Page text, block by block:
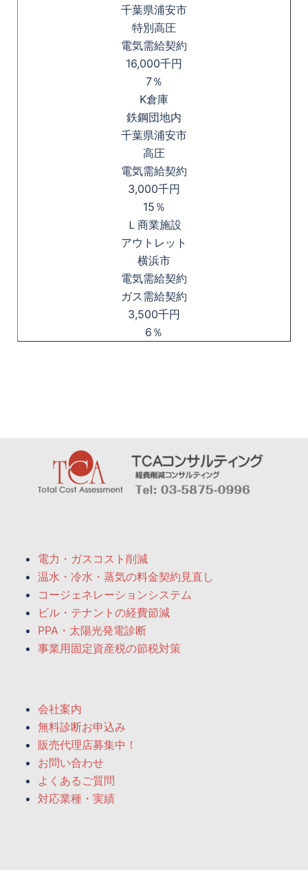
千葉県浦安市
特別高圧
電気需給契約
16,000千円
7％
K倉庫
鉄鋼団地内
千葉県浦安市
高圧
電気需給契約
3,000千円
15％
Ｌ商業施設
アウトレット
横浜市
電気需給契約
ガス需給契約
3,500千円
6％
電力・ガスコスト削減
温水・冷水・蒸気の料金契約見直し
コージェネレーションシステム
ビル・テナントの経費節減
PPA・太陽光発電診断
事業用固定資産税の節税対策
会社案内
無料診断お申込み
販売代理店募集中！
お問い合わせ
よくあるご質問
対応業種・実績